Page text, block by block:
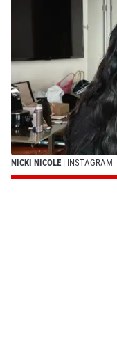
NICKI NICOLE | INSTAGRAM